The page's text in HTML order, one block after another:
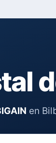
en